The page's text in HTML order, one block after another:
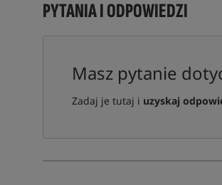
PYTANIA I ODPOWIEDZI
Masz pytanie
Zadaj je tutaj i uzyskaj